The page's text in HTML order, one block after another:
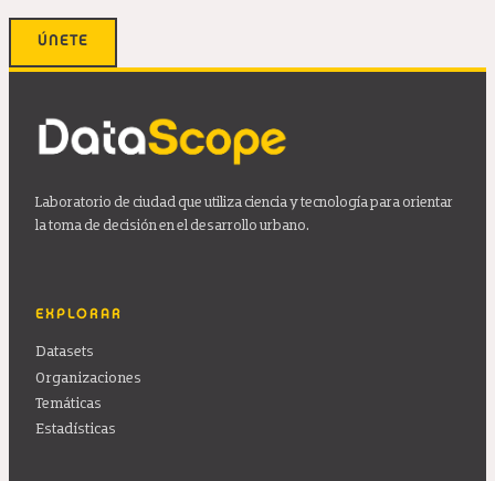
ÚNETE
Laboratorio de ciudad que utiliza ciencia y tecnología para orientar
la toma de decisión en el desarrollo urbano.
EXPLORAR
Datasets
Organizaciones
Temáticas
Estadísticas